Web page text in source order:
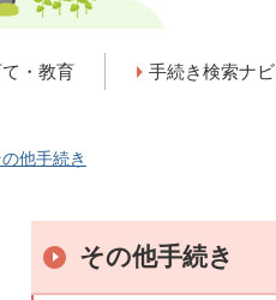
・教育 手続き検索ナビ
他手続き
その他手続き